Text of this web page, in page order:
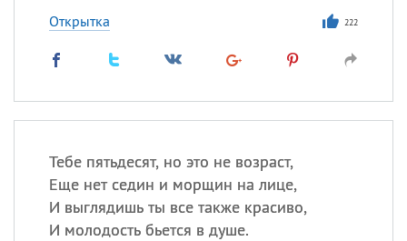
Открытка 222
Тебе пятьдесят, но это не возраст,
Еще нет седин и морщин на лице,
И выглядишь ты все также красиво,
И молодость бьется в душе.